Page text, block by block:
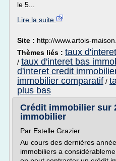
le 5...
Lire la suite
Site : http://www.artois-
Thèmes liés : taux
/ taux d'interet bas
d'interet credit
immobilier comparatif /
plus bas
Crédit immobilier sur
immobilier
Par Estelle Grazier
Au cours des dernières
immobiliers a